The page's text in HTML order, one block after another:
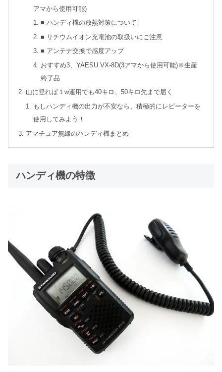
アマから使用可能)
■ ハンディ機の放熱対策について
■ リチウムイオン充電池の取扱いにご注意
■ アンテナ交換で感度アップ
おすすめ3、YAESU VX-8D(3アマから使用可能)※生産
終了品
山に登れば１w運用でも40キロ、50キロ先まで届く
もしハンディ機の出力が不安なら、積極的にレピーターを
使用してみよう！
アマチュア無線のハンディ機まとめ
ハンディ機の特徴